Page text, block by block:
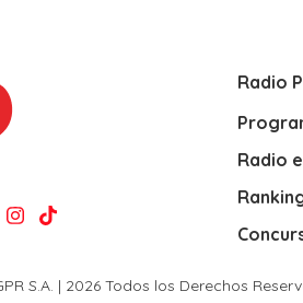
Radio
Radio
S.A. | 2026 Todos los Derechos